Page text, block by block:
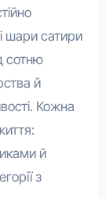
шари сатири
сотню
й
Кожна
й
з